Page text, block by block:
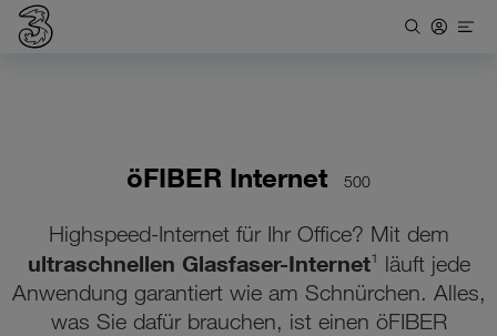
öFIBER Internet 500
Highspeed-Internet für Ihr Office? Mit dem
ultraschnellen Glasfaser-Internet¹ läuft jede
Anwendung garantiert wie am Schnürchen. Alles,
was Sie dafür brauchen, ist einen öFIBER